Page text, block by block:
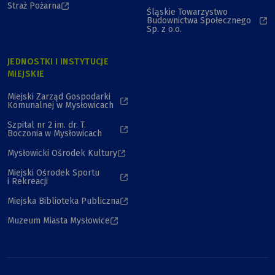
Straż Pożarna
Śląskie Towarzystwo
Budownictwa Społecznego
Sp. z o.o.
JEDNOSTKI I INSTYTUCJE
MIEJSKIE
Miejski Zarząd Gospodarki
Komunalnej w Mysłowicach
Szpital nr 2 im. dr. T.
Boczonia w Mysłowicach
Mysłowicki Ośrodek Kultury
Miejski Ośrodek Sportu
i Rekreacji
Miejska Biblioteka Publiczna
Muzeum Miasta Mysłowice